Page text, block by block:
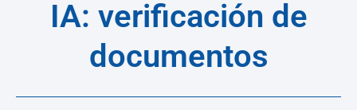
IA: verificación de
documentos